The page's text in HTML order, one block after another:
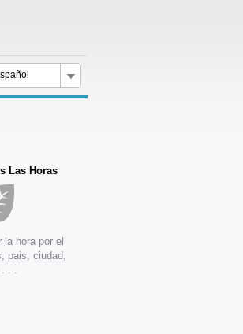
Las Horas
la hora por el
pais, ciudad,
. . .